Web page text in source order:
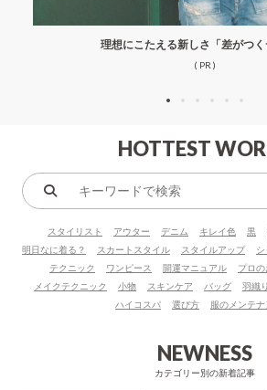
理想にこたえる新しさ「差がつく
( PR )
HOTTEST
キ
ワ
ー
ド
で
スタイリスト アウター デニム キレイ色 黒
明日なに着る？
スカートスタイル スタイルアップ
テクニック
ワンピース 開運マニュアル プロ
メイクテクニック
小物 スキンケア バッグ 羽織り
ハイコスパ
選び方 服のメンテナ
NEWNESS
カテゴリー別の新着記事